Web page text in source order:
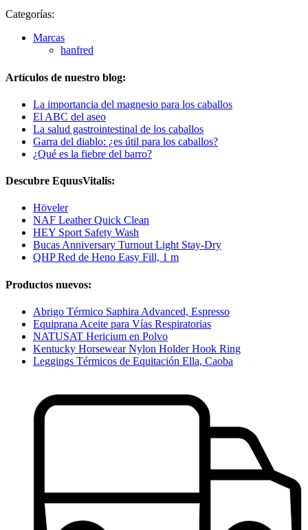
Categorías:
Marcas
hanfred
Artículos de nuestro blog:
La importancia del magnesio para los caballos
El ABC del aseo
La salud gastrointestinal de los caballos
Garra del diablo: ¿es útil para los caballos?
¿Qué es la fiebre del barro?
Descubre EquusVitalis:
Höveler
NAF Leather Quick Clean
HEY Sport Safety Wash
Bucas Anniversary Turnout Light Stay-Dry
QHP Red de Heno Easy Fill, 1 m
Productos nuevos:
Abrigo Térmico Saphira Advanced, Espresso
Equiprana Aceite para Vías Respiratorias
NATUSAT Hericium en Polvo
Kentucky Horsewear Nylon Holder Hook Ring
Leggings Térmicos de Equitación Ella, Caoba